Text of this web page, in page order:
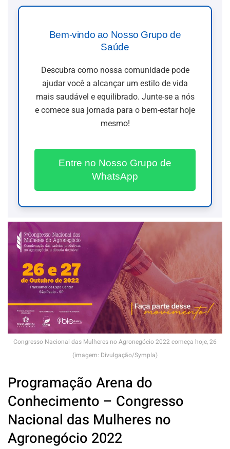
Bem-vindo ao Nosso Grupo de
Saúde
Descubra como nossa comunidade pode
ajudar você a alcançar um estilo de vida
mais saudável e equilibrado. Junte-se a nós
e comece sua jornada para o bem-estar hoje
mesmo!
Entre no Nosso Grupo de
WhatsApp
Congresso Nacional das Mulheres no Agronegócio 2022 começa hoje, 26
(imagem: Divulgação/Sympla)
Programação Arena do
Conhecimento – Congresso
Nacional das Mulheres no
Agronegócio 2022